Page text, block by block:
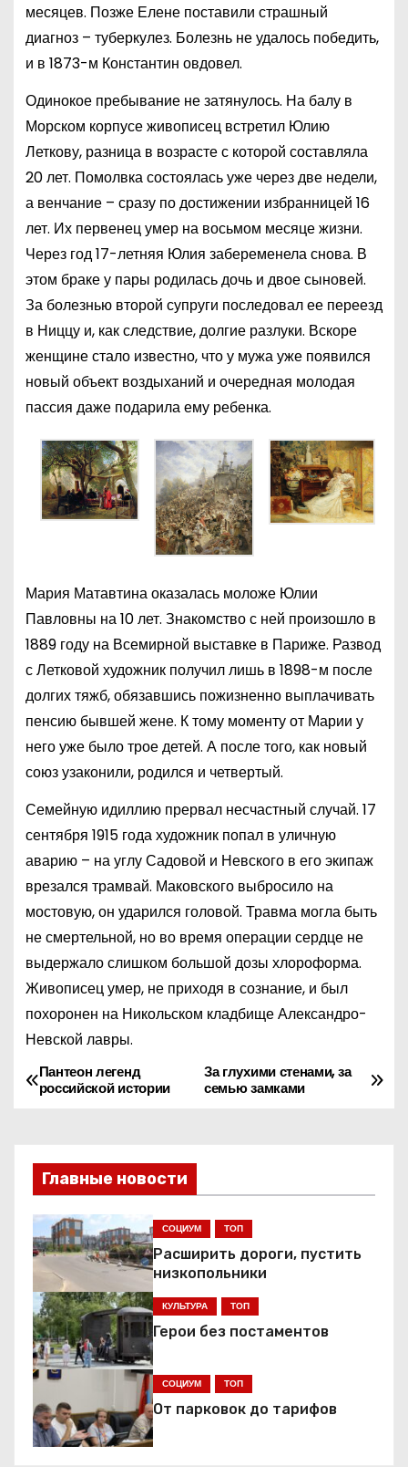
месяцев. Позже Елене поставили страшный
диагноз – туберкулез. Болезнь не удалось победить,
и в 1873-м Константин овдовел.
Одинокое пребывание не затянулось. На балу в
Морском корпусе живописец встретил Юлию
Леткову, разница в возрасте с которой составляла
20 лет. Помолвка состоялась уже через две недели,
а венчание – сразу по достижении избранницей 16
лет. Их первенец умер на восьмом месяце жизни.
Через год 17-летняя Юлия забеременела снова. В
этом браке у пары родилась дочь и двое сыновей.
За болезнью второй супруги последовал ее переезд
в Ниццу и, как следствие, долгие разлуки. Вскоре
женщине стало известно, что у мужа уже появился
новый объект воздыханий и очередная молодая
пассия даже подарила ему ребенка.
Мария Матавтина оказалась моложе Юлии
Павловны на 10 лет. Знакомство с ней произошло в
1889 году на Всемирной выставке в Париже. Развод
с Летковой художник получил лишь в 1898-м после
долгих тяжб, обязавшись пожизненно выплачивать
пенсию бывшей жене. К тому моменту от Марии у
него уже было трое детей. А после того, как новый
союз узаконили, родился и четвертый.
Семейную идиллию прервал несчастный случай. 17
сентября 1915 года художник попал в уличную
аварию – на углу Садовой и Невского в его экипаж
врезался трамвай. Маковского выбросило на
мостовую, он ударился головой. Травма могла быть
не смертельной, но во время операции сердце не
выдержало слишком большой дозы хлороформа.
Живописец умер, не приходя в сознание, и был
похоронен на Никольском кладбище Александро-
Невской лавры.
Н
в
и
г
а
ц
и
я
п
За глухими стенами, за
семью замками
Пантеон легенд
российской истории
Главные новости
СОЦИУМ ТОП
Расширить дороги, пустить
низкопольники
КУЛЬТУРА ТОП
Герои без постаментов
СОЦИУМ ТОП
От парковок до тарифов